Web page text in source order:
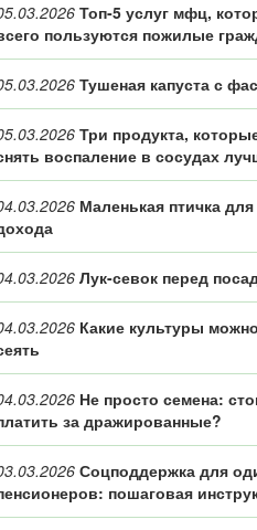
Топ‑5 услуг мфц,
пользуются пожилые
Тушеная капуста с
Три продукта,
воспаление в сосудах
Маленькая птичка
Лук-севок перед
Какие культуры
Не просто семена:
за дражированные?
Соцподдержка для
пошаговая